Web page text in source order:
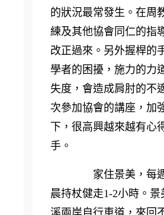
的狀況最常發生。在周
練及其他協會同仁的指
改正過來。另外握桿的
學者的困擾，施力的力
失度，會造成肩肘的不
次參加協會的講座，加
下，很高興越來越有心
手。
家住景美，每週
晨持杖健走1-2小時。景
溪兩岸自行車道，來回